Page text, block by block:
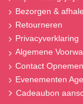
Bezorgen &
Retourneren
Privacyverklaring
Algemene
Contact Opnemen
Evenementen
Cadeaubon